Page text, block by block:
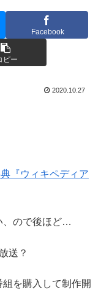
Facebook
ピー
2020.10.27
『ウィキペディア
、ので後ほど…
送？
を購入して制作開